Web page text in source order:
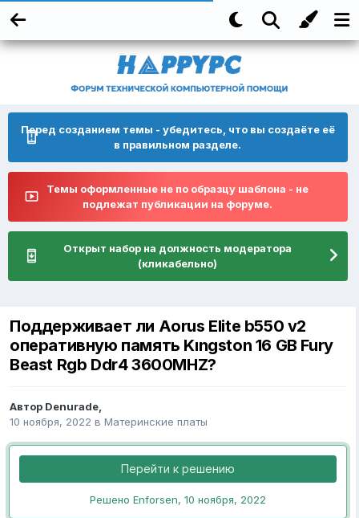
Перед созданием темы - убедитесь, что вы создаёте её
в правильном разделе.
Темы оформленные не по образцу шаблона - не
подлежат публикации на форуме.
Открыт набор на должность модератора
(кликабельно)
Поддерживает ли Aorus Elite b550 v2
оперативную память Kıngston 16 GB Fury
Beast Rgb Ddr4 3600MHZ?
Автор Denurade,
10 ноября, 2022 в Материнские платы
Перейти к решению
Решено Enforsen, 10 ноября, 2022